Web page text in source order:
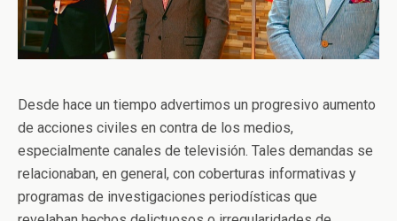
Desde hace un tiempo advertimos un progresivo aumento
de acciones civiles en contra de los medios,
especialmente canales de televisión. Tales demandas se
relacionaban, en general, con coberturas informativas y
programas de investigaciones periodísticas que